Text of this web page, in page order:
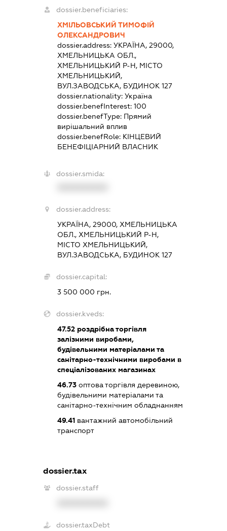
dossier.beneficiaries:
ХМІЛЬОВСЬКИЙ ТИМОФІЙ
ОЛЕКСАНДРОВИЧ
dossier.address:УКРАЇНА, 29000,
ХМЕЛЬНИЦЬКА ОБЛ.,
ХМЕЛЬНИЦЬКИЙ Р-Н, МІСТО
ХМЕЛЬНИЦЬКИЙ,
ВУЛ.ЗАВОДСЬКА, БУДИНОК 127
dossier.nationality:Україна
dossier.benefInterest:100
dossier.benefType: Прямий
вирішальний вплив
dossier.benefRole: КІНЦЕВИЙ
БЕНЕФІЦІАРНИЙ ВЛАСНИК
dossier.smida:
dossier.address:
УКРАЇНА, 29000, ХМЕЛЬНИЦЬКА
ОБЛ., ХМЕЛЬНИЦЬКИЙ Р-Н,
МІСТО ХМЕЛЬНИЦЬКИЙ,
ВУЛ.ЗАВОДСЬКА, БУДИНОК 127
dossier.capital:
3 500 000 грн.
dossier.kveds:
47.52 роздрібна торгівля
залізними виробами,
будівельними матеріалами та
санітарно-технічними виробами в
спеціалізованих магазинах
46.73 оптова торгівля деревиною,
будівельними матеріалами та
санітарно-технічним обладнанням
49.41 вантажний автомобільний
транспорт
dossier.tax
dossier.staff
dossier.taxDebt